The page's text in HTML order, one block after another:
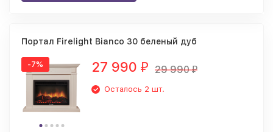
Портал Firelight Bianco 30 беленый дуб
-7% 27 990 ₽ 29 990 ₽
Осталось 2 шт.